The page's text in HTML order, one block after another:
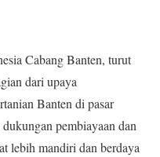
Cabang Banten, turut
dari upaya
Banten di pasar
pembiayaan dan
lebih mandiri dan berdaya